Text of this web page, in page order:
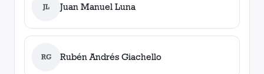
JL Juan Manuel Luna
RG Rubén Andrés Giachello